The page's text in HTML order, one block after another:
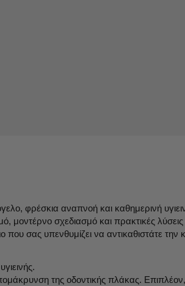
φρέσκια αναπνοή και καθημερινή
σχεδιασμό και πρακτικές λύσεις
σας υπενθυμίζει να αντικαθιστάτε την
της οδοντικής πλάκας.